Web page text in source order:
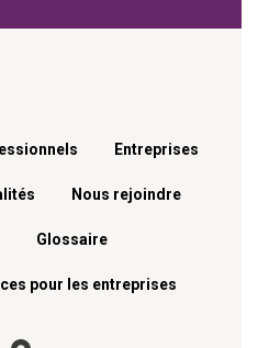
Entreprises
Nous rejoindre
Glossaire
pour les entreprises